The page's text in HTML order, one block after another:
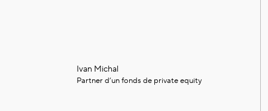
Ivan Michal
Partner d’un fonds de private equity